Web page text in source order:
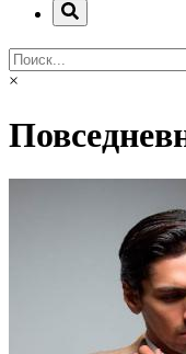
×